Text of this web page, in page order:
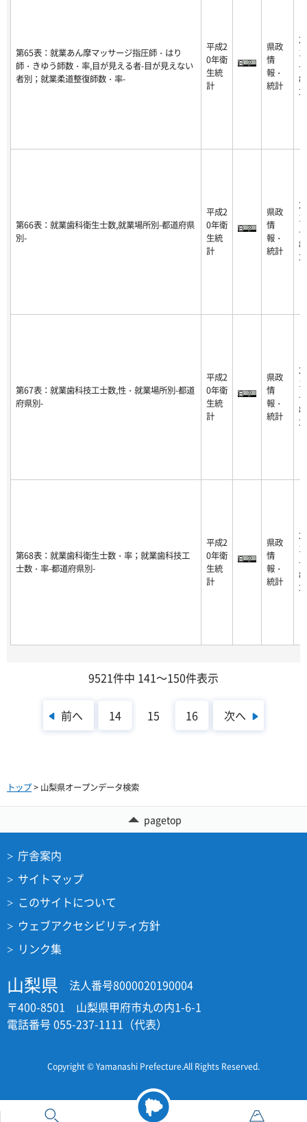
第65表：就業あん摩マッサージ指圧師・はり
師・きゆう師数・率,目が見える者-目が見えない
者別；就業柔道整復師数・率-
平成2
0年衛
生統
計
県政
情
報・
統計
-0
8-
第66表：就業歯科衛生士数,就業場所別-都道府県
別-
平成2
0年衛
生統
計
県政
情
報・
統計
-0
8-
第67表：就業歯科技工士数,性・就業場所別-都道
府県別-
平成2
0年衛
生統
計
県政
情
報・
統計
-0
8-
第68表：就業歯科衛生士数・率；就業歯科技工
士数・率-都道府県別-
平成2
0年衛
生統
計
県政
情
報・
統計
-0
8-
9521件中 141～150件表示
前へ 14 15 16 次へ
トップ> 山梨県オープンデータ検索
pagetop
庁舎案内
サイトマップ
このサイトについて
ウェブアクセシビリティ方針
リンク集
山梨県
法人番号8000020190004
〒400-8501 山梨県甲府市丸の内1-6-1
電話番号 055-237-1111（代表）
Copyright © Yamanashi Prefecture.All Rights Reserved.